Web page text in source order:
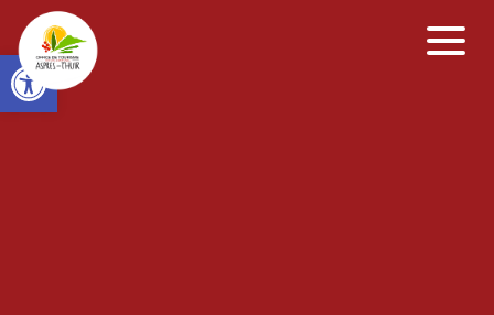
Open toolbar